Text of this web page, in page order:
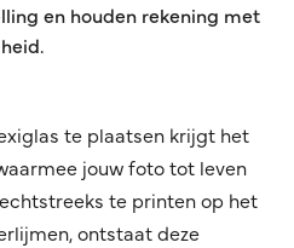
en houden rekening met
te plaatsen krijgt het
jouw foto tot leven
te printen op het
ontstaat deze